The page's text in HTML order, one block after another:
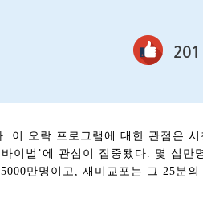
201
. 이 오락 프로그램에 대한 관점은
이벌’에 관심이 집중됐다. 몇 십만
5000만명이고 , 재미교포는 그 25분의